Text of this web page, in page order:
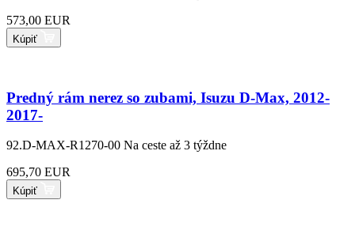
573,00 EUR
Kúpiť
Predný rám nerez so zubami, Isuzu D-Max, 2012-
2017-
92.D-MAX-R1270-00 Na ceste až 3 týždne
695,70 EUR
Kúpiť